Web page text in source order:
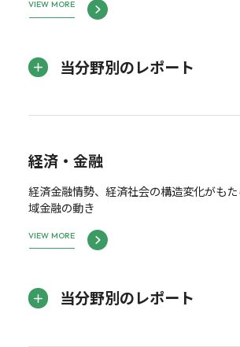
VIEW MORE
当分野別のレポート
経済・金融
経済金融情勢、経済社会の構造変化がも
域金融の動き
VIEW MORE
当分野別のレポート